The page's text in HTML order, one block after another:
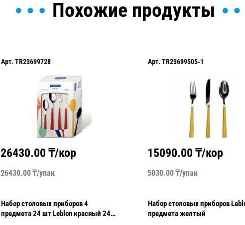
Похожие продукты
Арт. TR23699728
26430.00 ₸/кор
26430.00₸/упак
Набор столовых приборов 4
предмета 24 шт Leblon красный 24
Арт. TR23699505-1
15090.00 ₸/кор
5030.00₸/упак
Набор столовых приборов
предмета желтый